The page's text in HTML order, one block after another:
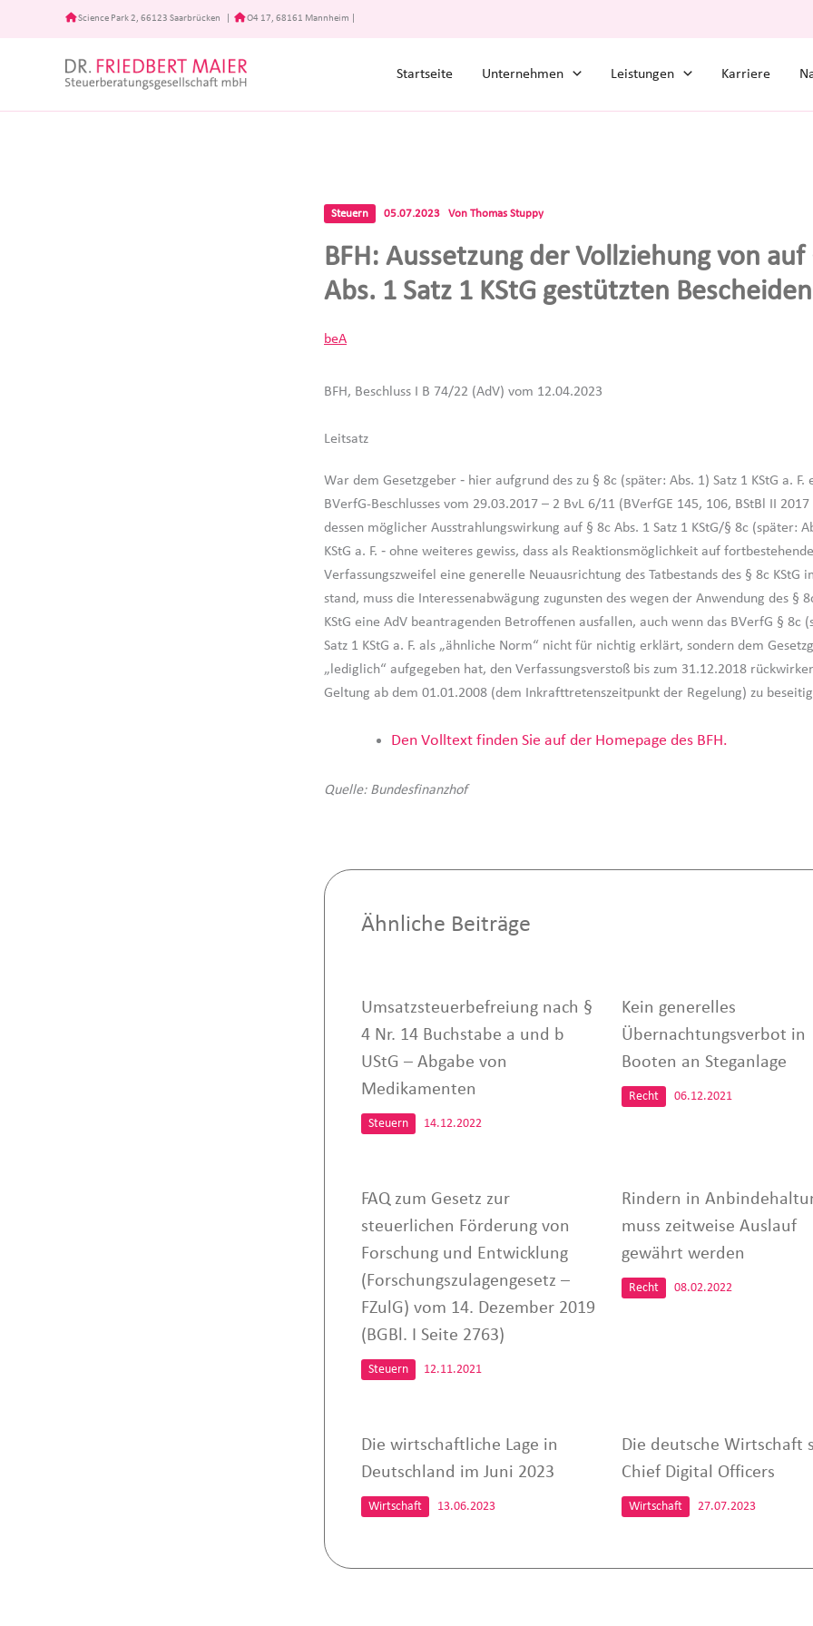
Science Park 2, 66123 Saarbrücken O4 17, 68161 Mannheim
Startseite Unternehmen Leistungen Karriere
Steuern 05.07.2023 Von Thomas Stuppy
BFH: Aussetzung der Vollziehung von auf
Abs. 1 Satz 1 KStG gestützten Bescheiden
beA
BFH, Beschluss I B 74/22 (AdV) vom 12.04.2023
Leitsatz
War dem Gesetzgeber ‑ hier aufgrund des zu § 8c (später: Abs. 1) Satz 1 KStG a. F.
BVerfG-Beschlusses vom 29.03.2017 – 2 BvL 6/11 (BVerfGE 145, 106, BStBl II 2017
dessen möglicher Ausstrahlungswirkung auf § 8c Abs. 1 Satz 1 KStG/§ 8c (später:
KStG a. F. ‑ ohne weiteres gewiss, dass als Reaktionsmöglichkeit auf fortbestehende
Verfassungszweifel eine generelle Neuausrichtung des Tatbestands des § 8c KStG
stand, muss die Interessenabwägung zugunsten des wegen der Anwendung des §
KStG eine AdV beantragenden Betroffenen ausfallen, auch wenn das BVerfG § 8c
Satz 1 KStG a. F. als „ähnliche Norm“ nicht für nichtig erklärt, sondern dem
„lediglich“ aufgegeben hat, den Verfassungsverstoß bis zum 31.12.2018
Geltung ab dem 01.01.2008 (dem Inkrafttretenszeitpunkt der Regelung) zu
Den Volltext finden Sie auf der Homepage des BFH.
Quelle: Bundesfinanzhof
Ähnliche Beiträge
Umsatzsteuerbefreiung nach §
4 Nr. 14 Buchstabe a und b
UStG – Abgabe von
Medikamenten
Steuern 14.12.2022
Kein generelles
Übernachtungsverbot in
Booten an Steganlage
Recht 06.12.2021
FAQ zum Gesetz zur
steuerlichen Förderung von
Forschung und Entwicklung
(Forschungszulagengesetz –
FZulG) vom 14. Dezember 2019
(BGBl. I Seite 2763)
Steuern 12.11.2021
Rindern in
muss zeitweise Auslauf
gewährt werden
Recht 08.02.2022
Die wirtschaftliche Lage in
Deutschland im Juni 2023
Wirtschaft 13.06.2023
Die deutsche Wirtschaft
Chief Digital Officers
Wirtschaft 27.07.2023